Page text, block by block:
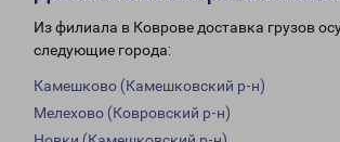
Из филиала в Коврове доставка грузов
следующие города:
Камешково (Камешковский р-н)
Мелехово (Ковровский р-н)